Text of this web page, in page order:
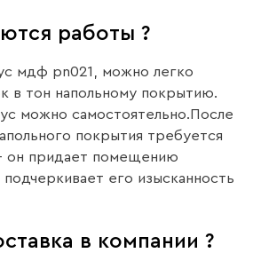
работы ?
мдф pn021, можно легко
в тон напольному покрытию.
можно самостоятельно.После
покрытия требуется
он придает помещению
его изысканность
в компании ?